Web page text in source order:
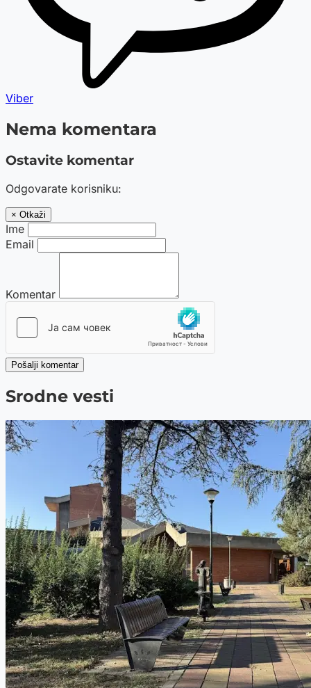
Viber
Nema komentara
Ostavite komentar
Odgovarate korisniku:
× Otkaži
Ime
Email
Komentar
Pošalji komentar
Srodne vesti